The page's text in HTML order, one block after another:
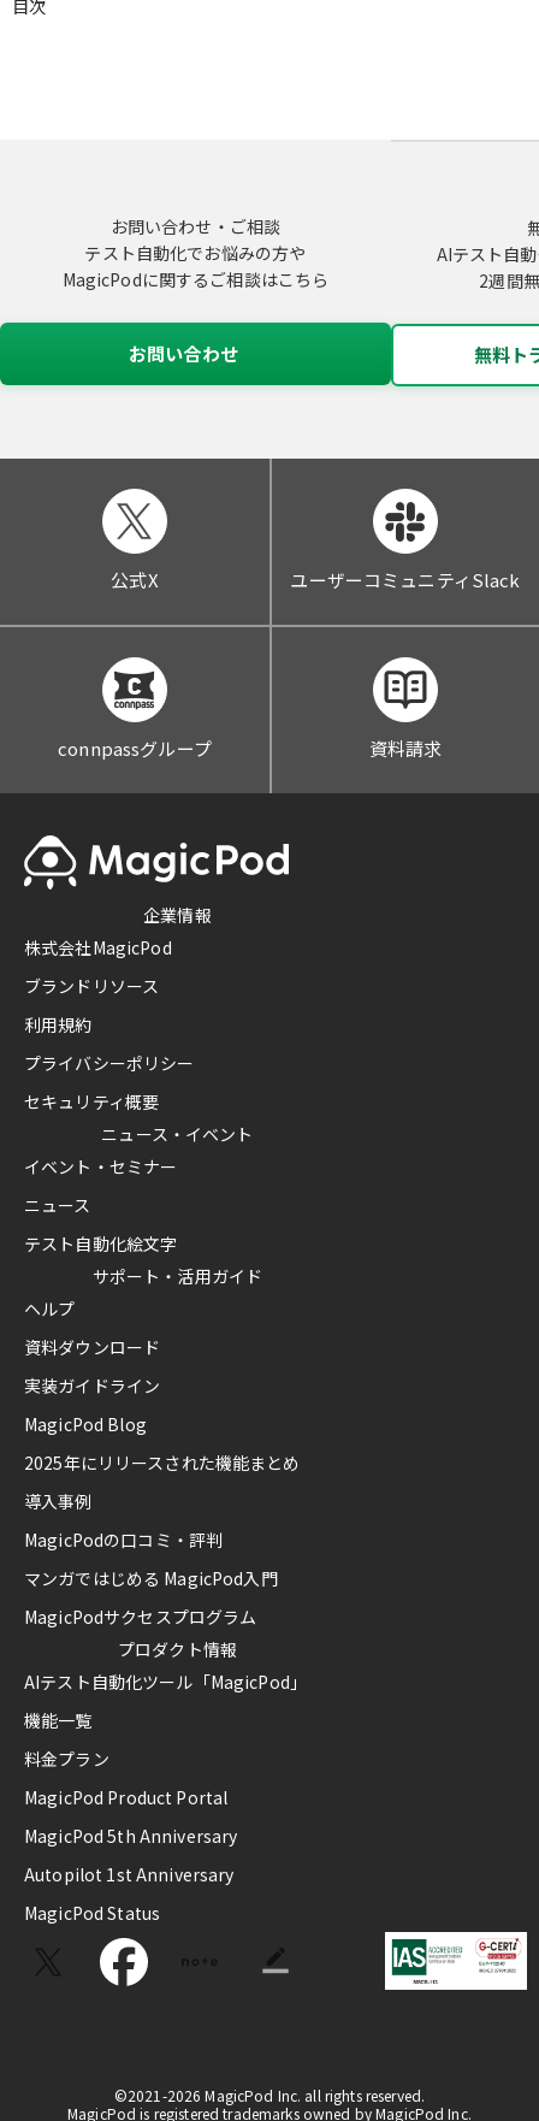
目次
お問い合わせ・ご相談
テスト自動化でお悩みの方や
MagicPodに関するご相談はこちら
お問い合わせ
AIテスト自
2週間
無料ト
公式X ユーザーコミュニティSlack
connpassグループ 資料請求
企業情報
株式会社MagicPod
ブランドリソース
利用規約
プライバシーポリシー
セキュリティ概要
ニュース・イベント
イベント・セミナー
ニュース
テスト自動化絵文字
サポート・活用ガイド
ヘルプ
資料ダウンロード
実装ガイドライン
MagicPod Blog
2025年にリリースされた機能まとめ
導入事例
MagicPodの口コミ・評判
マンガではじめる MagicPod入門
MagicPodサクセスプログラム
プロダクト情報
AIテスト自動化ツール「MagicPod」
機能一覧
料金プラン
MagicPod Product Portal
MagicPod 5th Anniversary
Autopilot 1st Anniversary
MagicPod Status
©2021-2026 MagicPod Inc. all rights reserved.
MagicPod is registered trademarks owned by MagicPod Inc.